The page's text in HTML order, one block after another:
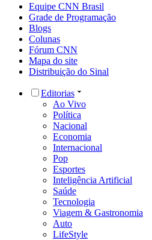
Equipe CNN Brasil
Grade de Programação
Blogs
Colunas
Fórum CNN
Mapa do site
Distribuição do Sinal
Editorias
Ao Vivo
Política
Nacional
Economia
Internacional
Pop
Esportes
Inteligência Artificial
Saúde
Tecnologia
Viagem & Gastronomia
Auto
LifeStyle